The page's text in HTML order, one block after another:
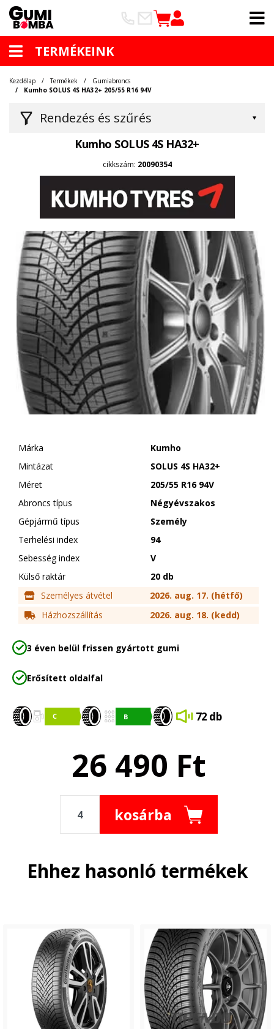
TERMÉKEINK
Rendezés és szűrés
Kezdőlap Termékek
Gumiabroncs
Kumho SOLUS 4S HA32+ 205/55 R16 94V
Kumho SOLUS 4S HA32+
cikkszám: 20090354
Márka
Kumho
Mintázat
SOLUS 4S HA32+
Méret
205/55 R16 94V
Abroncs típus
Négyévszakos
Gépjármű típus
Személy
Terhelési index
94
Sebesség index
V
Külső raktár
20 db
Személyes átvétel
2026. aug. 17. (hétfő)
Házhozszállítás
2026. aug. 18. (kedd)
3 éven belül frissen gyártott gumi
Erősített oldalfal
72 db
26 490 Ft
kosárba
Ehhez hasonló termékek